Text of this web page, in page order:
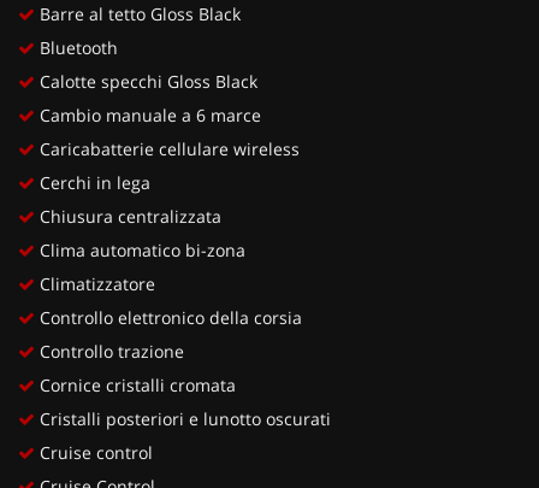
Barre al tetto Gloss Black
Bluetooth
Calotte specchi Gloss Black
Cambio manuale a 6 marce
Caricabatterie cellulare wireless
Cerchi in lega
Chiusura centralizzata
Clima automatico bi-zona
Climatizzatore
Controllo elettronico della corsia
Controllo trazione
Cornice cristalli cromata
Cristalli posteriori e lunotto oscurati
Cruise control